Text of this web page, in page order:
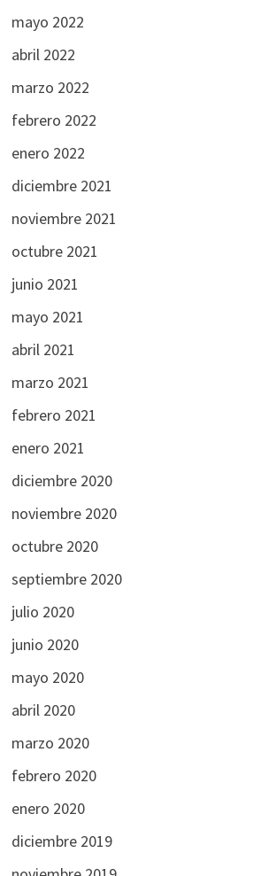
mayo 2022
abril 2022
marzo 2022
febrero 2022
enero 2022
diciembre 2021
noviembre 2021
octubre 2021
junio 2021
mayo 2021
abril 2021
marzo 2021
febrero 2021
enero 2021
diciembre 2020
noviembre 2020
octubre 2020
septiembre 2020
julio 2020
junio 2020
mayo 2020
abril 2020
marzo 2020
febrero 2020
enero 2020
diciembre 2019